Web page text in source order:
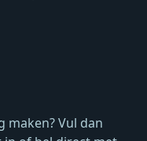
maken? Vul dan